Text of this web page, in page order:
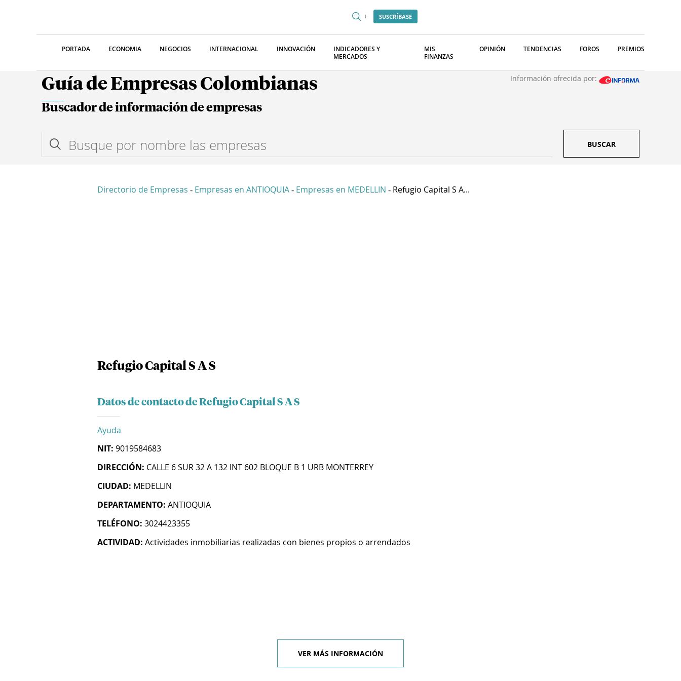
SUSCRÍBASE
PORTADA ECONOMIA NEGOCIOS INTERNACIONAL INNOVACIÓN
INDICADORES Y
MERCADOS
MIS
FINANZAS
OPINIÓN TENDENCIAS FOROS PREMIOS
Guía de Empresas Colombianas Información ofrecida por:
Buscador de información de empresas
BUSCAR
Directorio de Empresas - Empresas en ANTIOQUIA - Empresas en MEDELLIN - Refugio Capital S A...
Refugio Capital S A S
Datos de contacto de Refugio Capital S A S
Ayuda
NIT: 9019584683
DIRECCIÓN: CALLE 6 SUR 32 A 132 INT 602 BLOQUE B 1 URB MONTERREY
CIUDAD: MEDELLIN
DEPARTAMENTO: ANTIOQUIA
TELÉFONO: 3024423355
ACTIVIDAD: Actividades inmobiliarias realizadas con bienes propios o arrendados
VER MÁS INFORMACIÓN